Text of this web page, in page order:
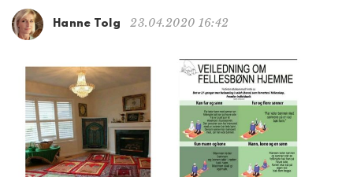
n
Hanne Tolg 23.04.2020 16:42